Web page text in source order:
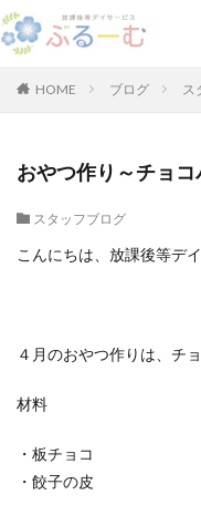
HOME ブログ ス
おやつ作り～チョコ
スタッフブログ
こんにちは、放課後等デ
４月のおやつ作りは、チ
材料
・板チョコ
・餃子の皮